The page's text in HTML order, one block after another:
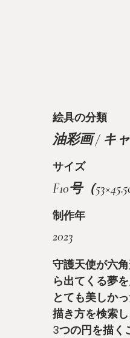
絵具の分類
油彩画 / キ
サイズ
F10号（
制作年
2023
守護天使が六
ら出てくる夢を
とても美しか
描き方を検索し
3つの円を描く